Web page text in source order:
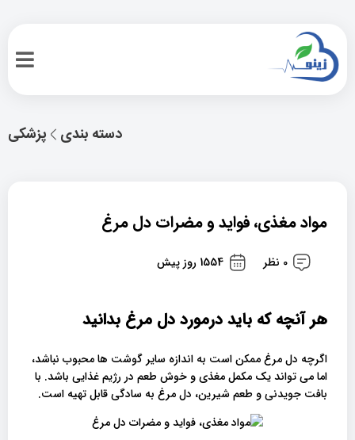
پزشکی دسته بندی
مواد مغذی، فواید و مضرات دل مرغ
0 نظر 1554 روز پیش
هر آنچه که باید درمورد دل مرغ بدانید
اگرچه دل مرغ ممکن است به اندازه سایر گوشت ها محبوب نباشد،
اما می تواند یک مکمل مغذی و خوش طعم در رژیم غذایی باشد. با
بافت جویدنی و طعم شیرین، دل مرغ به سادگی قابل تهیه است.